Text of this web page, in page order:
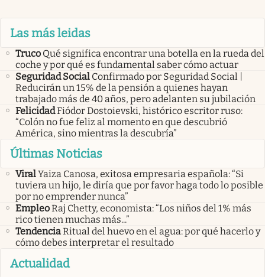
Las más leidas
Truco Qué significa encontrar una botella en la rueda del
coche y por qué es fundamental saber cómo actuar
Seguridad Social Confirmado por Seguridad Social |
Reducirán un 15% de la pensión a quienes hayan
trabajado más de 40 años, pero adelanten su jubilación
FelicidadFiódor Dostoievski, histórico escritor ruso:
“Colón no fue feliz al momento en que descubrió
América, sino mientras la descubría”
Últimas Noticias
ViralYaiza Canosa, exitosa empresaria española: “Si
tuviera un hijo, le diría que por favor haga todo lo posible
por no emprender nunca”
EmpleoRaj Chetty, economista: “Los niños del 1% más
rico tienen muchas más...”
TendenciaRitual del huevo en el agua: por qué hacerlo y
cómo debes interpretar el resultado
Actualidad